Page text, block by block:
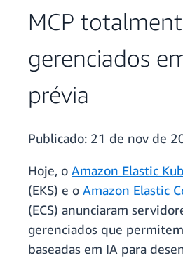
MCP
gerenciados
prévia
Publicado: 21 de nov de
Hoje, o Amazon Elastic
(EKS) e o Amazon Elastic
(ECS) anunciaram
gerenciados que
baseadas em IA para